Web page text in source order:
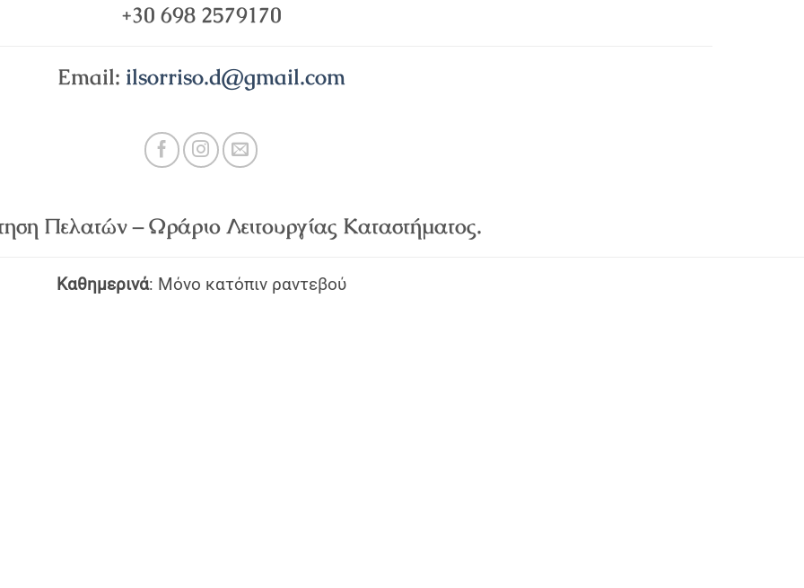
+30 698 2579170
Email: ilsorriso.d@gmail.com
Πελατών – Ωράριο Λειτουργίας Καταστήματος.
Καθημερινά: Μόνο κατόπιν ραντεβού